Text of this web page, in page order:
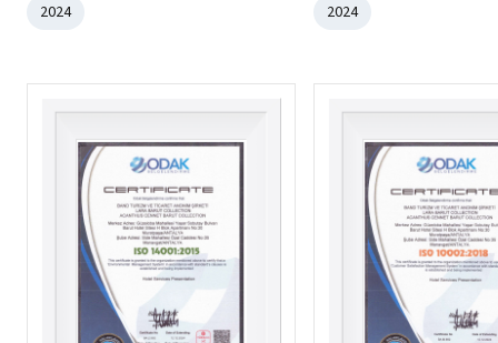
2024 2024